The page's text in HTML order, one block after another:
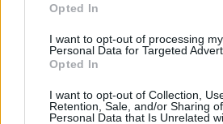
Opted In
I want to opt-out of processing my
Personal Data for Targeted
Opted In
I want to opt-out of Collection,
Retention, Sale, and/or Sharing
Personal Data that Is Unrelated
συστήματος στην ΕΕ / στον
και της γρίπης, όλοι οι
στην Ευρώπη και όλοι οι
πρέπει να ενθαρρύνονται να
σπίτι σε περίπτωση